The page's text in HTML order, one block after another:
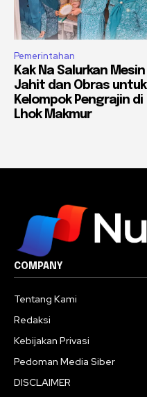
Pemerintahan
Kak Na Salurkan Mesin
Jahit dan Obras untuk
Kelompok Pengrajin di
Lhok Makmur
COMPANY
Tentang Kami
Redaksi
Kebijakan Privasi
Pedoman Media Siber
DISCLAIMER